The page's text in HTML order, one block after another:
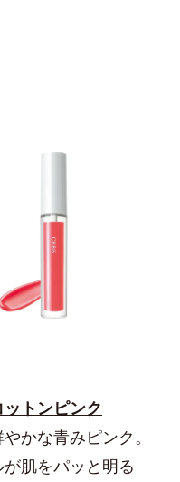
トンピンク
かな青みピンク。
肌をパッと明る